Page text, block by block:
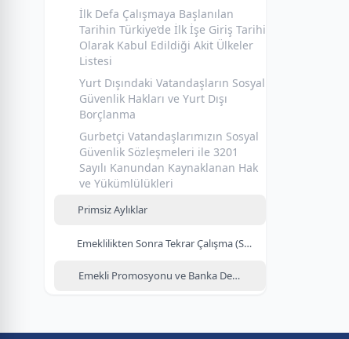
İlk Defa Çalışmaya Başlanılan
Tarihin Türkiye’de İlk İşe Giriş Tarihi
Olarak Kabul Edildiği Akit Ülkeler
Listesi
Yurt Dışındaki Vatandaşların Sosyal
Güvenlik Hakları ve Yurt Dışı
Borçlanma
Gurbetçi Vatandaşlarımızın Sosyal
Güvenlik Sözleşmeleri ile 3201
Sayılı Kanundan Kaynaklanan Hak
ve Yükümlülükleri
Primsiz Aylıklar
Emeklilikten Sonra Tekrar Çalışma (SGDP)
Emekli Promosyonu ve Banka Değişikliği